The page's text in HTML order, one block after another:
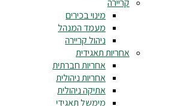
קריירה
מינוי בכירים
מעמד המנהל
ניהול קריירה
אחריות תאגידית
אחריות חברתית
אחריות ניהולית
אתיקה ניהולית
מימשל תאגידי